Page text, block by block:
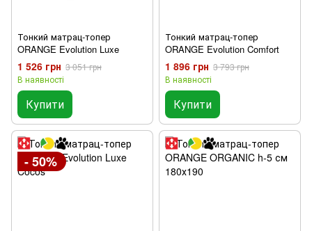
Тонкий матрац-топер
ORANGE Evolution Luxe
1 526 грн 3 051 грн
В наявності
Купити
Тонкий матрац-топер
ORANGE Evolution Comfort
1 896 грн 3 793 грн
В наявності
Купити
- 50%